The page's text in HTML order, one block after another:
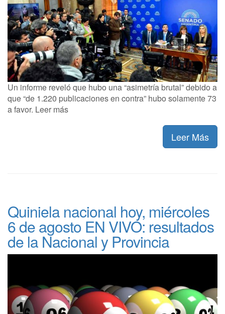
Un informe reveló que hubo una “asimetría brutal” debido a
que “de 1.220 publicaciones en contra” hubo solamente 73
a favor. Leer más
Leer Más
Quiniela nacional hoy, miércoles
6 de agosto EN VIVO: resultados
de la Nacional y Provincia